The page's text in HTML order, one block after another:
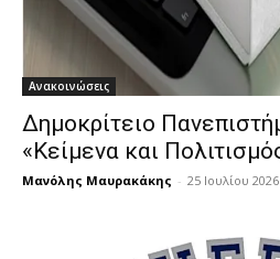
Ανακοινώσεις
Δημοκρίτειο
«Κείμενα και
Μανόλης Μαυρακάκης - 25 Ιουλίου 2026